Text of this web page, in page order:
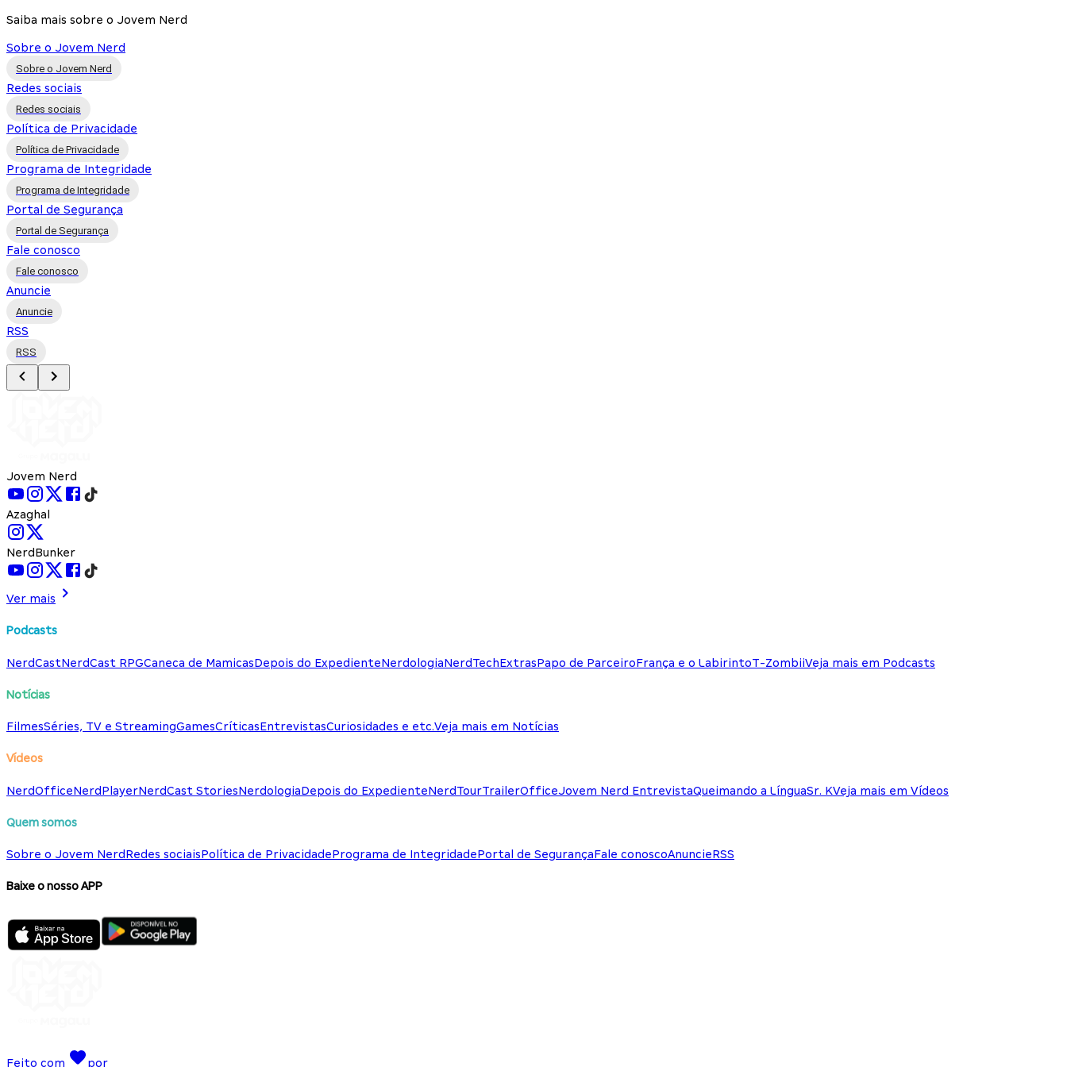
Saiba mais sobre o Jovem Nerd
Sobre o Jovem Nerd
Sobre o Jovem Nerd
Redes sociais
Redes sociais
Política de Privacidade
Política de Privacidade
Programa de Integridade
Programa de Integridade
Portal de Segurança
Portal de Segurança
Fale conosco
Fale conosco
Anuncie
Anuncie
RSS
RSS
Jovem Nerd
Azaghal
NerdBunker
Ver mais
Podcasts
NerdCastNerdCast RPGCaneca de MamicasDepois do ExpedienteNerdologiaNerdTechExtrasPapo de ParceiroFrança e o LabirintoT-ZombiiVeja mais em Podcasts
Notícias
FilmesSéries, TV e StreamingGamesCríticasEntrevistasCuriosidades e etc.Veja mais em Notícias
Vídeos
NerdOfficeNerdPlayerNerdCast StoriesNerdologiaDepois do ExpedienteNerdTourTrailerOfficeJovem Nerd EntrevistaQueimando a LínguaSr. KVeja mais em Vídeos
Quem somos
Sobre o Jovem NerdRedes sociaisPolítica de PrivacidadePrograma de IntegridadePortal de SegurançaFale conoscoAnuncieRSS
Baixe o nosso APP
Feito com por